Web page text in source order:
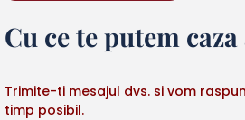
Cu ce te putem
Trimite-ti mesajul dvs. si vom
timp posibil.